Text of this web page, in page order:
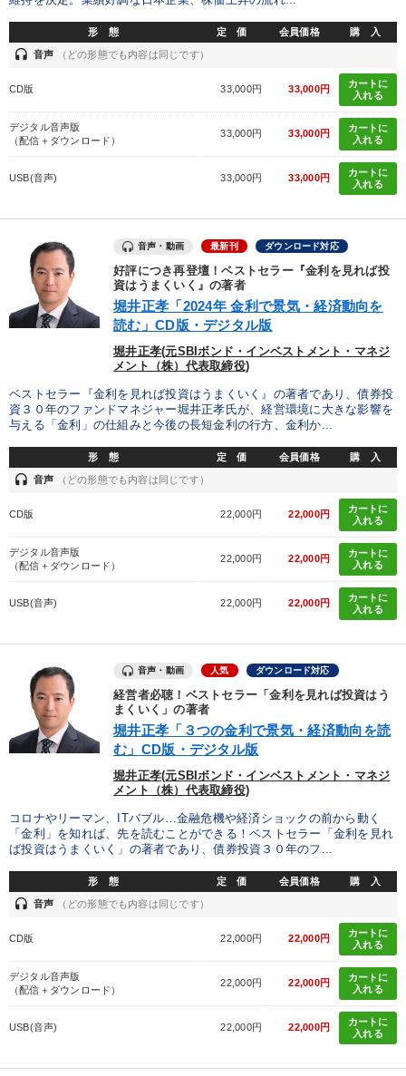
【2月】音声・映像 改善・生産性向上
最新トレンドと時代の潮流を押さえる
「利上げ時代の最新・銀行対策」＋「不動産市況予測」＋「市場
予測と株式投資」最新刊
目的別
後継者に聞かせたい 新事業・新商品づくり
キーワード
中小企業 金融 IT・デジタル活用
両利きの経営
※「更新」を押すと「カテゴリー」「目的別」「キーワード」を更新いただけます。
refresh 更新する
タグ・キーワード
インフレ対策・値上げ 新技術 ドラッカー
早分かり 上場企業
海外の成功事例 デジタルマーケティング 老舗企業
いい会社 ビジネスモデル
多様性・ダイバーシティ 理念・パーパス 会社数字を学ぶ
井上和弘
※「更新」を押すと「タグ・キーワード」を更新いただけます。
形 態 定 価 会員価格 購 入
headset 音声 （どの形態でも内容は同じです）
CD版 33,000円 33,000円
カートに
入れる
デジタル音声版
（配信＋ダウンロード）
33,000円 33,000円
カートに
入れる
USB(音声) 33,000円 33,000円
カートに
入れる
音声・動画 最新刊 ダウンロード対応
好評につき再登壇！ベストセラー『金利を見れば投
資はうまくいく』の著者
堀井正孝「2024年 金利で景気・経済動向を
読む」CD版・デジタル版
堀井正孝(元SBIボンド・インベストメント・マネジ
メント（株）代表取締役)
ベストセラー『金利を見れば投資はうまくいく』の著者であり、債券投
資３０年のファンドマネジャー堀井正孝氏が、経営環境に大きな影響を
与える「金利」の仕組みと今後の長短金利の行方、金利か...
形 態 定 価 会員価格 購 入
headset 音声 （どの形態でも内容は同じです）
CD版 22,000円 22,000円
カートに
入れる
デジタル音声版
（配信＋ダウンロード）
22,000円 22,000円
カートに
入れる
USB(音声) 22,000円 22,000円
カートに
入れる
音声・動画 人気 ダウンロード対応
経営者必聴！ベストセラー「金利を見れば投資はう
まくいく」の著者
堀井正孝「３つの金利で景気・経済動向を読
む」CD版・デジタル版
堀井正孝(元SBIボンド・インベストメント・マネジ
メント（株）代表取締役)
コロナやリーマン、ITバブル…金融危機や経済ショックの前から動く
「金利」を知れば、先を読むことができる！ベストセラー「金利を見れ
ば投資はうまくいく」の著者であり、債券投資３０年のフ...
形 態 定 価 会員価格 購 入
headset 音声 （どの形態でも内容は同じです）
CD版 22,000円 22,000円
カートに
入れる
デジタル音声版
（配信＋ダウンロード）
22,000円 22,000円
カートに
入れる
USB(音声) 22,000円 22,000円
カートに
入れる